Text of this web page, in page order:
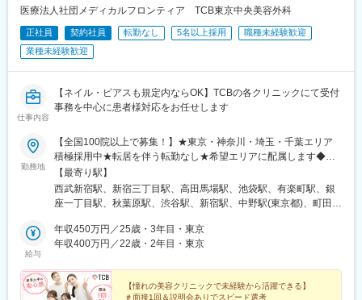
駅、石上駅、新越谷駅、宇都宮駅東口駅、新千葉駅、栄町駅(千葉
県)、船橋駅、札幌駅、仙台駅(地下鉄)、曽根田駅、栄駅(愛知県)、
名古屋駅、西高蔵駅、新豊田駅、新豊橋駅、岐阜駅、新静岡駅、
浜松駅、三島田町駅、市役所前駅(長野県)、金沢駅、あすなろう四
駅、大阪阿部野橋駅、北新地駅、四ツ橋駅、七条駅、四条駅(京都
市営)、三宮駅(神戸新交通)、山陽姫路駅、田中口駅、八丁堀駅(広
駅、小倉駅(福岡県)、東比恵駅、鹿児島中央駅、水道町駅、五島町
駅、旭橋駅、西早稲田駅、末広町駅(東京都)、立川南駅、高輪ゲー
トウェイ駅、九品仏駅、新高島駅、東宿郷駅、葭川公園駅、大神
宮下駅、大通駅、仙台駅、栄町駅(愛知県)、国際センター駅、日吉
町駅、第一通り駅、三島駅、七ツ屋駅、富山駅、福井城址大名町
都市営)、京都河原町駅、神戸三宮駅(阪神)、本通駅、高松駅(香川
県)、南堀端駅、はりまや橋駅、旦過駅、高見橋駅、熊本城・市役
医療法人社団メディカルフロンティア TCB東京中央美容外科
正社員 契約社員 転勤なし 5名以上採用
職種未経験歓迎
業種未経験歓迎
仕事内容
【ネイル・ピアスも規定内ならOK】TCBの各クリニックにて受付
事務を中心に患者様対応をお任せします
勤務地
【全国100院以上で募集！】★東京・神奈川・埼玉・千葉エリア
積極採用中★転居を伴う転勤なし★希望エリアに配属します◆ク
リニック一覧＜全国100院以上展開＞【北海道・東北】旭川駅前
院、青森院、盛岡院、秋田院、山形院、仙台駅前院、福島院、郡
山院 など【関東】新宿東口院、池袋駅前院、品川院、秋葉原
横浜院、大宮東口院、水戸院、つくば院、宇都宮院、高崎院、前
橋院 など【中部】名古屋駅前院 、名古屋栄院、金山院、岐阜
院、長野院、松本院、山梨甲府駅前院 など【近畿】梅田大阪駅
前院、大阪阪急梅田駅前院、枚方院、天王寺院、堺院、なんば
【最寄り駅】
西武新宿駅、新宿三丁目駅、高田馬場駅、池袋駅、有楽町駅、銀
座一丁目駅、秋葉原駅、渋谷駅、新宿駅、中野駅(東京都)、町田
浜駅、横浜駅、川崎駅、藤沢駅、本厚木駅、大宮駅(埼玉県)、川口
駅、川越駅、南越谷駅、宇都宮駅、水戸駅、つくば駅、千葉駅、
駅、さっぽろ駅、あおば通駅、福島駅(福島県)、郡山駅(福島県)、
青森駅、盛岡駅、山形駅、秋田駅、矢場町駅、近鉄名古屋駅、金
給与
年収450万円／25歳・3年目・東京
年収400万円／22歳・2年目・東京
【憧れの美容クリニックで未経験から活躍できる】
＃面接1回＆説明会ありでスピード選考